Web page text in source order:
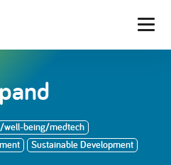
being/medtech
Sustainable Development